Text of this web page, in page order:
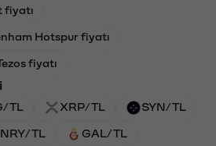
fiyatı
Hotspur fiyatı
fiyatı
TL XRP/TL SYN/TL
TL GAL/TL